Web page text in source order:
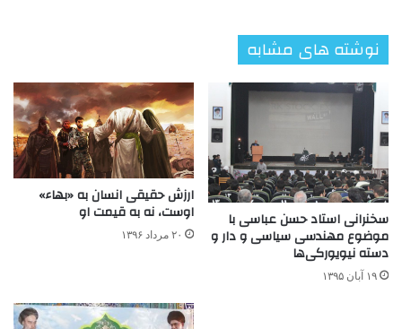
نوشته های مشابه
سخنرانی استاد حسن عباسی با
موضوع مهندسی سیاسی و دار و
دسته نیویورکی‌ها
۱۹ آبان ۱۳۹۵
ارزش حقیقی انسان به «بهاء»
اوست، نه به قیمت او
۲۰ مرداد ۱۳۹۶